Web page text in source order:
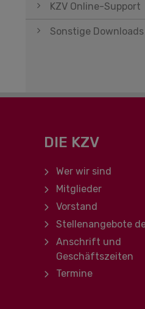
KZV Online-Support
Sonstige Downloads
DIE KZV
Navigation
Wer wir sind
Mitglieder
Vorstand
Stellenangebote
Anschrift und
Geschäftszeiten
Termine